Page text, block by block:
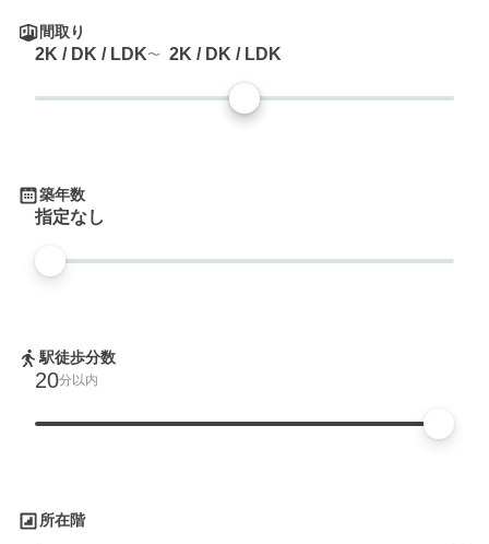
間取り
2K / DK / LDK 2K / DK / LDK
築年数
指定なし
駅徒歩分数
20分以内
所在階